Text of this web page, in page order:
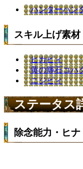
ハンターハン
スキル上げ素材
ヒカピィ
黄の輝石コハ
ニジピィ
ステータス
除念能力・ヒナ